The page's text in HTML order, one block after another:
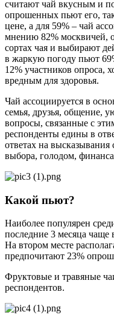
считают чай вкусным и
опрошенных пьют его,
цене, а для 59% – чай
мнению 82% москвичей,
сортах чая и выбирают
в жаркую погоду пьют
12% участников опроса,
вредным для здоровья.
Чай ассоциируется в
семья, друзья, общение,
вопросы, связанные с
респонденты едины в
ответах на
выбора, голодом,
Какой пьют?
Наиболее популярен
последние 3 месяца чаще
На втором месте
предпочитают 23%
Фруктовые и травяные
респондентов.